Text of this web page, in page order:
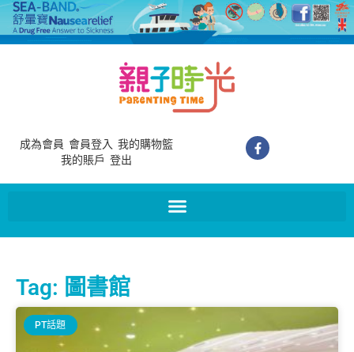
成為會員 會員登入 我的購物籃
我的賬戶 登出
Tag: 圖書館
PT話題